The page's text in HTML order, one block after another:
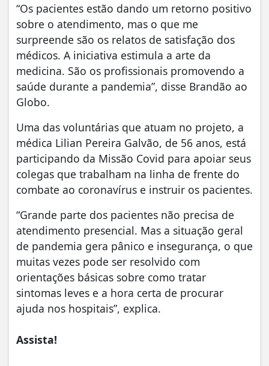
“Os pacientes estão dando um retorno positivo
sobre o atendimento, mas o que me
surpreende são os relatos de satisfação dos
médicos. A iniciativa estimula a arte da
medicina. São os profissionais promovendo a
saúde durante a pandemia”, disse Brandão ao
Globo.
Uma das voluntárias que atuam no projeto, a
médica Lilian Pereira Galvão, de 56 anos, está
participando da Missão Covid para apoiar seus
colegas que trabalham na linha de frente do
combate ao coronavírus e instruir os pacientes.
“Grande parte dos pacientes não precisa de
atendimento presencial. Mas a situação geral
de pandemia gera pânico e insegurança, o que
muitas vezes pode ser resolvido com
orientações básicas sobre como tratar
sintomas leves e a hora certa de procurar
ajuda nos hospitais”, explica.
Assista!